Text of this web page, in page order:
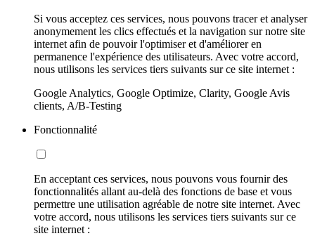
Si vous acceptez ces services, nous pouvons tracer et analyser
anonymement les clics effectués et la navigation sur notre site
internet afin de pouvoir l'optimiser et d'améliorer en
permanence l'expérience des utilisateurs. Avec votre accord,
nous utilisons les services tiers suivants sur ce site internet :
Google Analytics, Google Optimize, Clarity, Google Avis
clients, A/B-Testing
Fonctionnalité
En acceptant ces services, nous pouvons vous fournir des
fonctionnalités allant au-delà des fonctions de base et vous
permettre une utilisation agréable de notre site internet. Avec
votre accord, nous utilisons les services tiers suivants sur ce
site internet :